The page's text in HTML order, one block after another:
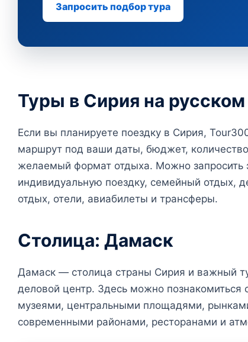
Запросить подбор тура
Туры в Сирия на
Если вы планируете поездку в Сирия,
маршрут под ваши даты, бюджет,
желаемый формат отдыха. Можно запросить
индивидуальную поездку, семейный отдых,
отдых, отели, авиабилеты и трансферы.
Столица: Дамаск
Дамаск — столица страны Сирия и важный
деловой центр. Здесь можно познакомиться
музеями, центральными площадями,
современными районами, ресторанами и